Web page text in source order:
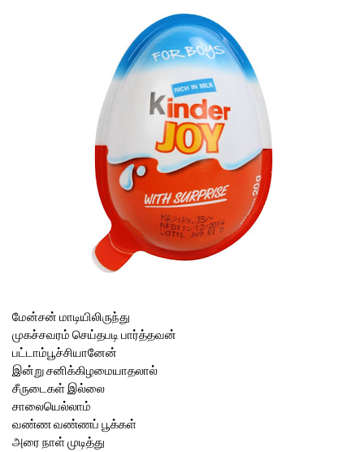
மேன்சன் மாடியிலிருந்து
முகச்சவரம் செய்தபடி பார்த்தவன்
பட்டாம்பூச்சியானேன்
இன்று சனிக்கிழமையாதலால்
சீருடைகள் இல்லை
சாலையெல்லாம்
வண்ண வண்ணப் பூக்கள்
அரை நாள் முடித்து